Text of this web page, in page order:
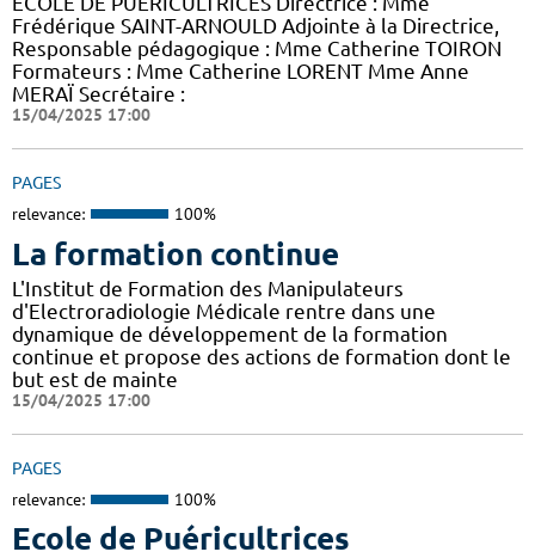
Frédérique SAINT-ARNOULD Adjointe à la Directrice,
Responsable pédagogique : Mme Catherine TOIRON
Formateurs : Mme Catherine LORENT Mme Anne
MERAÏ Secrétaire :
15/04/2025 17:00
PAGES
relevance: 100%
La formation continue
L'Institut de Formation des Manipulateurs
d'Electroradiologie Médicale rentre dans une
dynamique de développement de la formation
continue et propose des actions de formation dont le
but est de mainte
15/04/2025 17:00
PAGES
relevance: 100%
Ecole de Puéricultrices